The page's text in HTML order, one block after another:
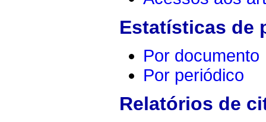
Estatísticas de
Por documento
Por periódico
Relatórios de